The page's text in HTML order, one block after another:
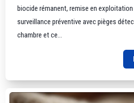
biocide rémanent, remise en
surveillance préventive avec pièges
chambre et ce...